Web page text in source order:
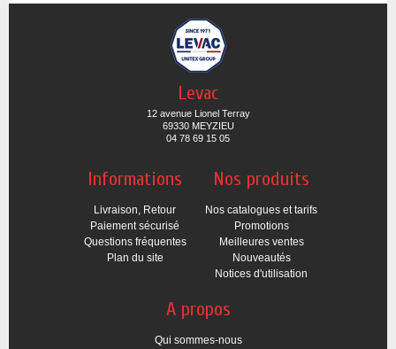
Levac
12 avenue Lionel Terray
69330 MEYZIEU
04 78 69 15 05
Informations
Livraison, Retour
Paiement sécurisé
Questions fréquentes
Plan du site
Nos produits
Nos catalogues et tarifs
Promotions
Meilleures ventes
Nouveautés
Notices d'utilisation
A propos
Qui sommes-nous